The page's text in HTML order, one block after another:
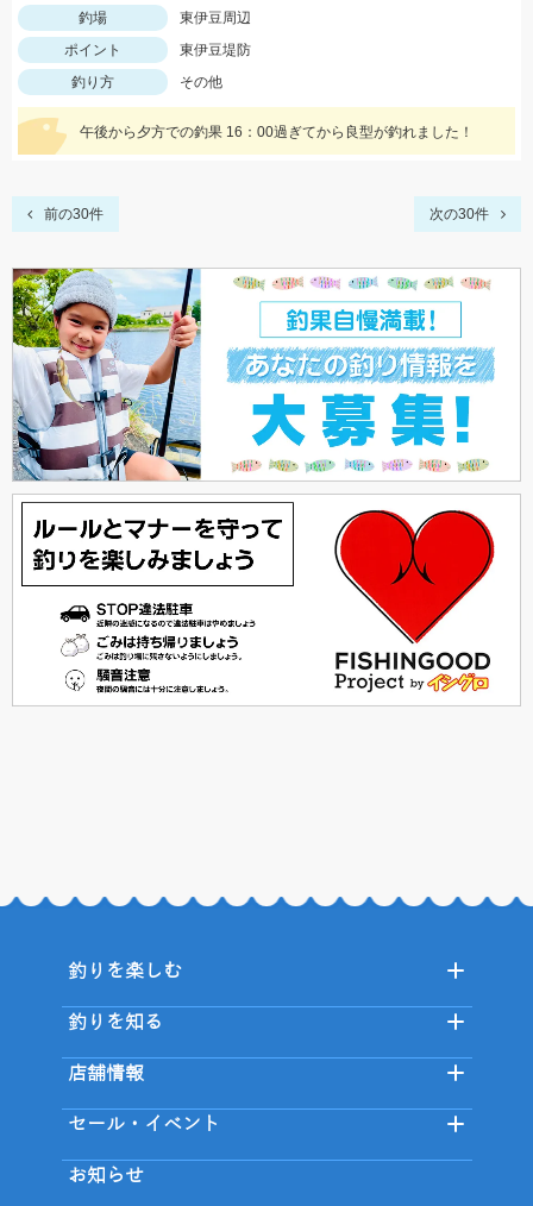
釣場
東伊豆周辺
ポイント
東伊豆堤防
釣り方
その他
午後から夕方での釣果 16：00過ぎてから良型が釣れました！
前の30件 次の30件
釣りを楽しむ
釣りを知る
店舗情報
セール・イベント
お知らせ